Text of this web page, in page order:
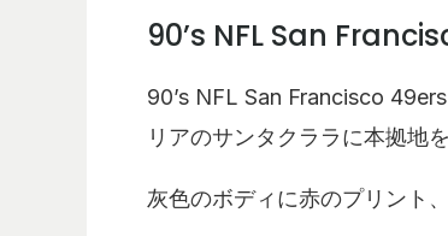
90’s NFL San
90’s NFL San Francisco
リアのサンタクララに本拠地
灰色のボディに赤のプリント